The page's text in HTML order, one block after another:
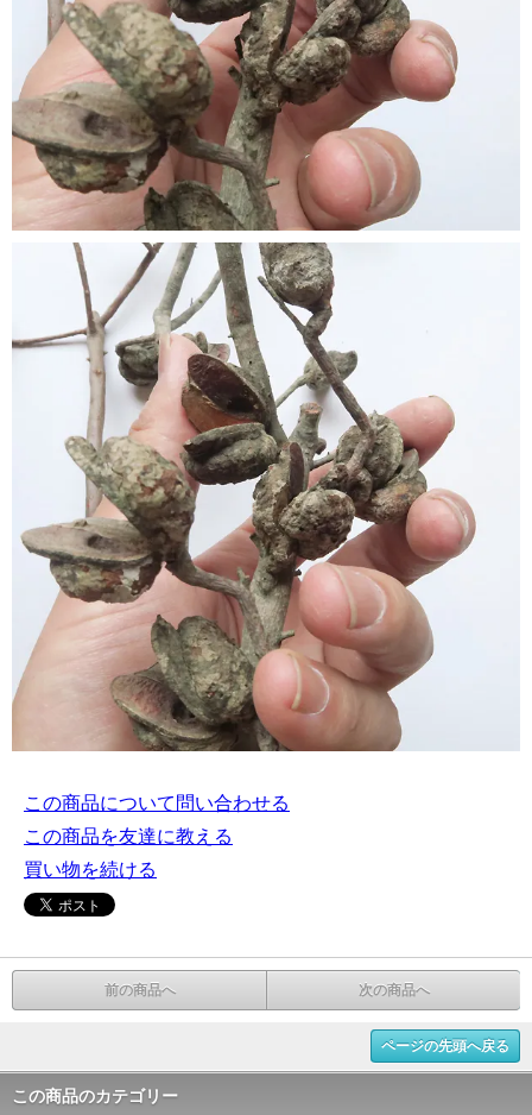
この商品について問い合わせる
この商品を友達に教える
買い物を続ける
前の商品へ 次の商品へ
ページの先頭へ戻る
この商品のカテゴリー